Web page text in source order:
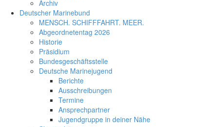
Archiv
Deutscher Marinebund
MENSCH. SCHIFFFAHRT. MEER.
Abgeordnetentag 2026
Historie
Präsidium
Bundesgeschäftsstelle
Deutsche Marinejugend
Berichte
Ausschreibungen
Termine
Ansprechpartner
Jugendgruppe in deiner Nähe